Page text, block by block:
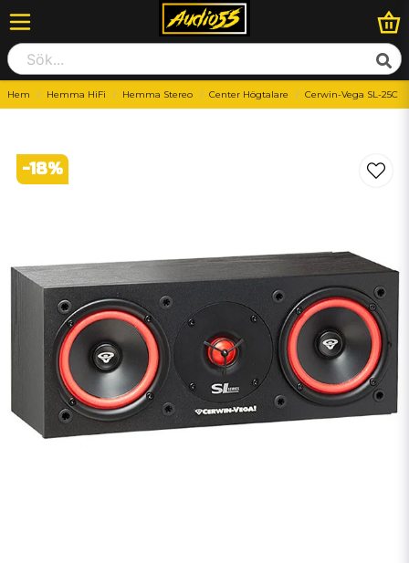
Hem Hemma HiFi Hemma Stereo Center Högtalare Cerwin-Vega SL-25C
-18%